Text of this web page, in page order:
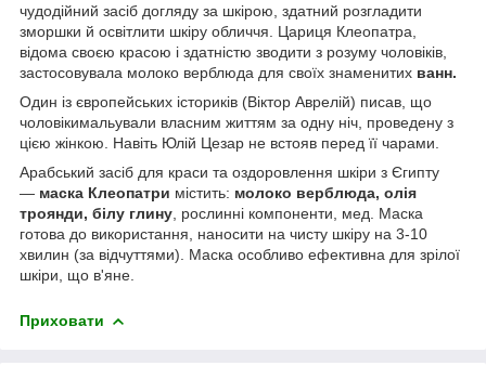
чудодійний засіб догляду за шкірою, здатний розгладити
зморшки й освітлити шкіру обличчя. Цариця Клеопатра,
відома своєю красою і здатністю зводити з розуму чоловіків,
застосовувала молоко верблюда для своїх знаменитих ванн.
Один із європейських істориків (Віктор Аврелій) писав, що
чоловікимальували власним життям за одну ніч, проведену з
цією жінкою. Навіть Юлій Цезар не встояв перед її чарами.
Арабський засіб для краси та оздоровлення шкіри з Єгипту
— маска Клеопатри містить: молоко верблюда, олія
троянди, білу глину , рослинні компоненти, мед. Маска
готова до використання, наносити на чисту шкіру на 3-10
хвилин (за відчуттями). Маска особливо ефективна для зрілої
шкіри, що в'яне.
Приховати